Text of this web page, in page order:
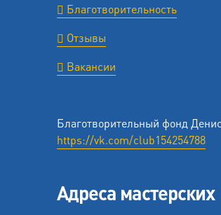
Благотворительность
Отзывы
Вакансии
Благотворительный фонд
https://vk.com/club154254788
Адреса мастерских